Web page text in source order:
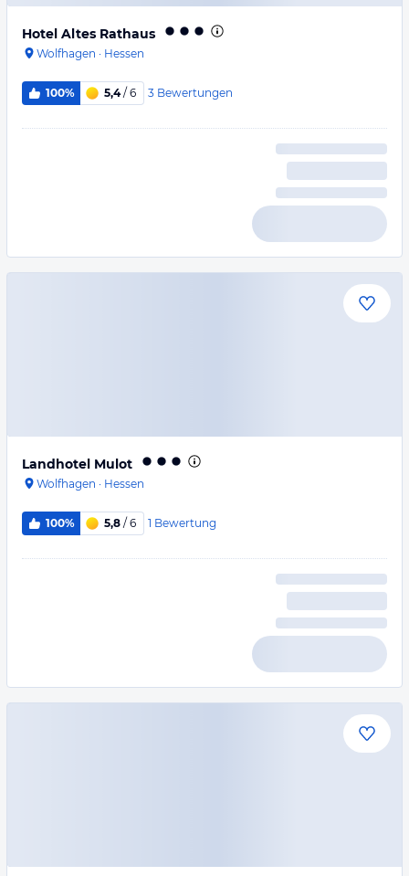
Hotel Altes Rathaus
Wolfhagen · Hessen
100% 5,4/ 6 3 Bewertungen
Landhotel Mulot
Wolfhagen · Hessen
100% 5,8 / 6 1 Bewertung